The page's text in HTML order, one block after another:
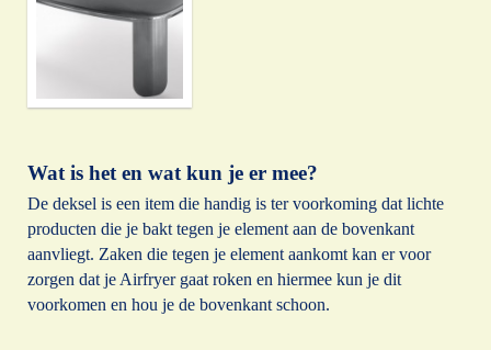
Wat is het en wat kun je er mee?
De deksel is een item die handig is ter voorkoming dat lichte
producten die je bakt tegen je element aan de bovenkant
aanvliegt. Zaken die tegen je element aankomt kan er voor
zorgen dat je Airfryer gaat roken en hiermee kun je dit
voorkomen en hou je de bovenkant schoon.